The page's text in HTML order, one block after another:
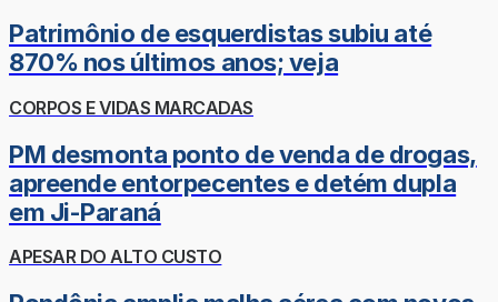
Patrimônio de esquerdistas subiu até
870% nos últimos anos; veja
CORPOS E VIDAS MARCADAS
PM desmonta ponto de venda de drogas,
apreende entorpecentes e detém dupla
em Ji-Paraná
APESAR DO ALTO CUSTO